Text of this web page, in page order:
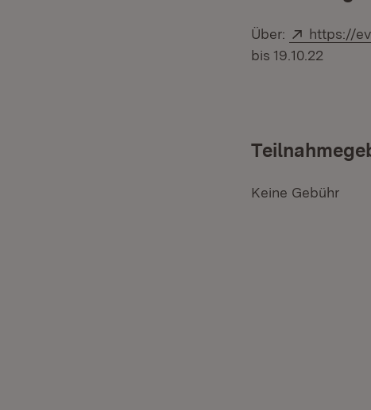
Über: Extern:
https://
bis 19.10.22
Keine Gebühr